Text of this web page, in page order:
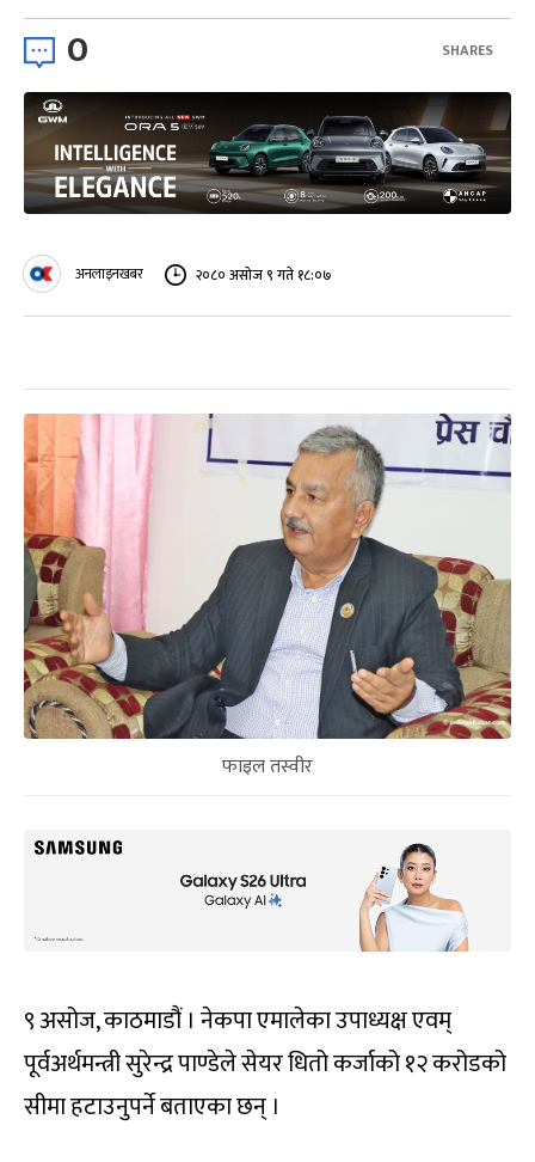
0 SHARES
अनलाइनखबर २०८० असोज ९ गते १८:०७
फाइल तस्वीर
९ असोज, काठमाडौं । नेकपा एमालेका उपाध्यक्ष एवम्
पूर्वअर्थमन्त्री सुरेन्द्र पाण्डेले सेयर धितो कर्जाको १२ करोडको
सीमा हटाउनुपर्ने बताएका छन् ।